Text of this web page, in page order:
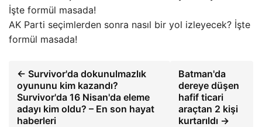
AK Parti seçimlerden sonra nasıl bir yol izleyecek? İşte
formül masada!
← Survivor'da dokunulmazlık
oyununu kim kazandı?
Survivor'da 16 Nisan'da eleme
adayı kim oldu? – En son hayat
haberleri
Batman'da
dereye düşen
hafif ticari
araçtan 2 kişi
kurtarıldı →